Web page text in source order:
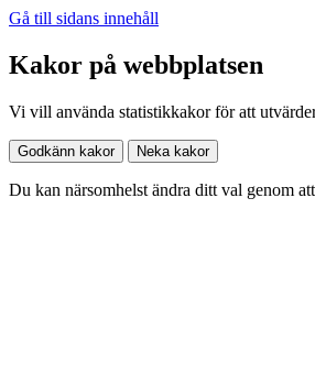
Gå till sidans innehåll
Kakor på webbplatsen
Vi vill använda statistikkakor för att
Godkänn kakor Neka kakor
Du kan närsomhelst ändra ditt val genom